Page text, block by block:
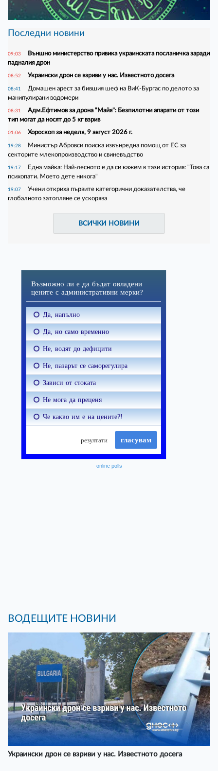
Последни новини
09:03
Външно министерство привика украинската посланичка заради
падналия дрон
08:52 Украински дрон се взриви у нас. Известното досега
08:41
Домашен арест за бившия шеф на ВиК-Бургас по делото за
манипулирани водомери
08:31
Адм.Ефтимов за дрона "Майя": Безпилотни апарати от този
тип могат да носят до 5 кг взрив
01:06 Хороскоп за неделя, 9 август 2026 г.
19:28
Министър Абровси поиска извънредна помощ от ЕС за
секторите млекопроизводство и свиневъдство
19:17
Една майка: Най-лесното е да си кажем в тази история: "Това са
психопати. Моето дете никога"
19:07
Учени откриха първите категорични доказателства, че
глобалното затопляне се ускорява
ВСИЧКИ НОВИНИ
online polls
ВОДЕЩИТЕ НОВИНИ
Украински дрон се взриви у нас. Известното досега